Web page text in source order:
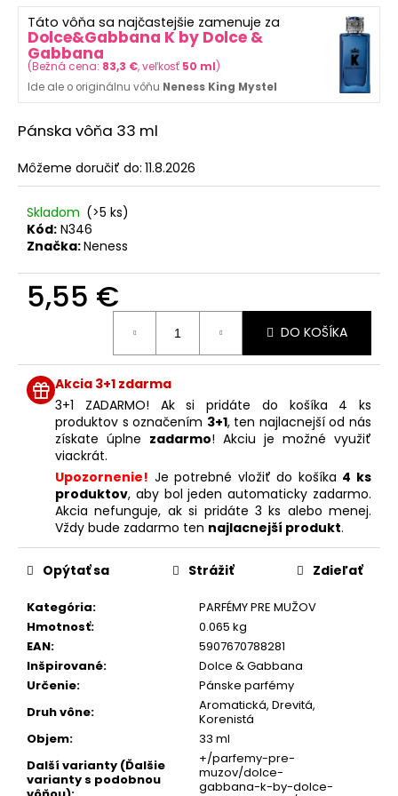
z
hviezdičiek.
Táto vôňa sa najčastejšie zamenuje za
Dolce&Gabbana K by Dolce &
Gabbana
(Bežná cena: 83,3 €, veľkosť 50 ml)
Ide ale o originálnu vôňu Neness King Mystel
Pánska vôňa 33 ml
Môžeme doručiť do: 11.8.2026
Skladom (>5 ks)
Kód: N346
Značka:Neness
5,55 €
DO KOŠÍKA
Akcia 3+1 zdarma
3+1 ZADARMO! Ak si pridáte do košíka 4 ks
produktov s označením 3+1, ten najlacnejší od nás
získate úplne zadarmo! Akciu je možné využiť
viackrát.
Upozornenie! Je potrebné vložiť do košíka 4 ks
produktov, aby bol jeden automaticky zadarmo.
Akcia nefunguje, ak si pridáte 3 ks alebo menej.
Vždy bude zadarmo ten najlacnejší produkt.
Kategória:
PARFÉMY PRE MUŽOV
Hmotnosť:
0.065 kg
EAN:
5907670788281
Inšpirované:
Dolce & Gabbana
Určenie:
Pánske parfémy
Druh vône:
Aromatická, Drevitá,
Korenistá
Objem:
33 ml
Další varianty (Ďalšie
varianty s podobnou
+/parfemy-pre-
muzov/dolce-
gabbana-k-by-dolce-
Opýtať sa Strážiť Zdieľať
a
m
DAYS
WOMEN
PARFUM
S
FEROMÓNMI
PRE
ŽENY
50
46,80
€